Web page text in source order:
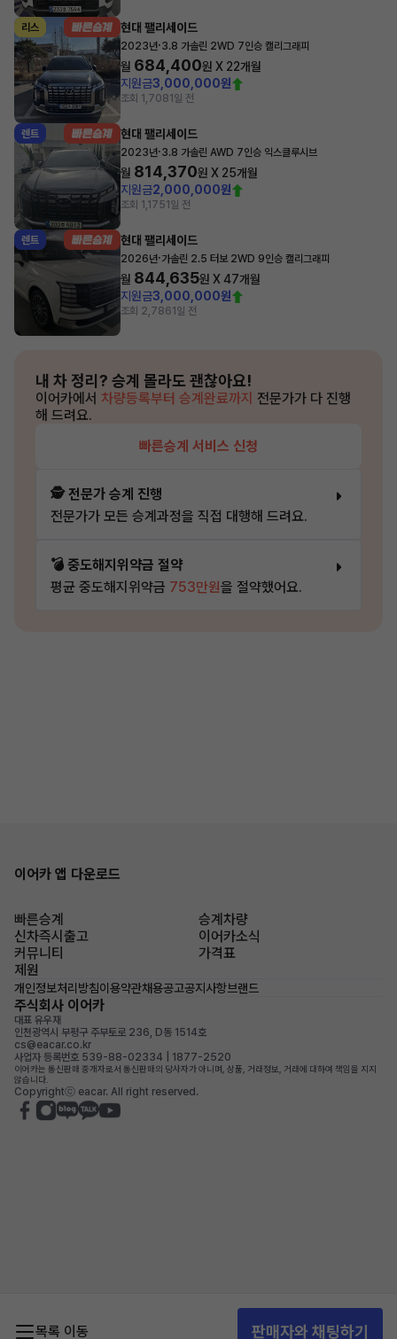
목록 이동 판매자와 채팅하기
리스 현대 팰리세이드
2023년·3.8 가솔린 2WD 7인승 캘리그래피
월 684,400원 X 22개월
지원금3,000,000원
조회 1,7081일 전
렌트 현대 팰리세이드
2023년·3.8 가솔린 AWD 7인승 익스클루시브
월 814,370원 X 25개월
지원금2,000,000원
조회 1,1751일 전
렌트 현대 팰리세이드
2026년·가솔린 2.5 터보 2WD 9인승 캘리그래피
월 844,635원 X47개월
지원금3,000,000원
조회 2,7861일 전
내 차 정리? 승계 몰라도 괜찮아요!
이어카에서 차량등록부터 승계완료까지 전문가가 다 진행
해 드려요.
빠른승계 서비스 신청
🕵️ 전문가 승계 진행
전문가가 모든 승계과정을 직접 대행해 드려요.
💣 중도해지위약금 절약
평균 중도해지위약금 753만원을 절약했어요.
이어카 앱 다운로드
빠른승계
승계차량
신차즉시출고
이어카소식
커뮤니티
가격표
제원
개인정보처리방침이용약관채용공고공지사항브랜드
주식회사 이어카
대표 유우재
인천광역시 부평구 주부토로 236, D동 1514호
cs@eacar.co.kr
사업자 등록번호 539-88-02334 | 1877-2520
이어카는 통신판매 중개자로서 통신판매의 당사자가 아니며, 상품, 거래정보, 거래에 대하여 책임을 지지
않습니다.
Copyrightⓒ eacar. All right reserved.